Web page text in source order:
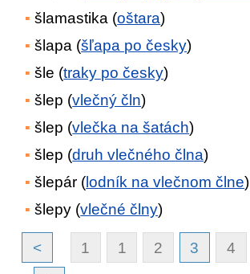
šlamastika (oštara)
šlapa (šľapa po česky)
šle (traky po česky)
šlep (vlečný čln)
šlep (vlečka na šatách)
šlep (druh vlečného člna)
šlepár (lodník na vlečnom člne)
šlepy (vlečné člny)
< 1 1 2 3 4